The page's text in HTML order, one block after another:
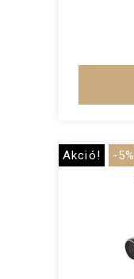
Akció! -5%